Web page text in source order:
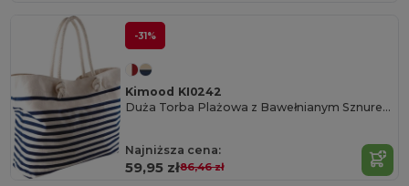
-31%
Kimood KI0242
Duża Torba Plażowa z Bawełnianym Sznurem
Najniższa cena:
59,95 zł86,46 zł